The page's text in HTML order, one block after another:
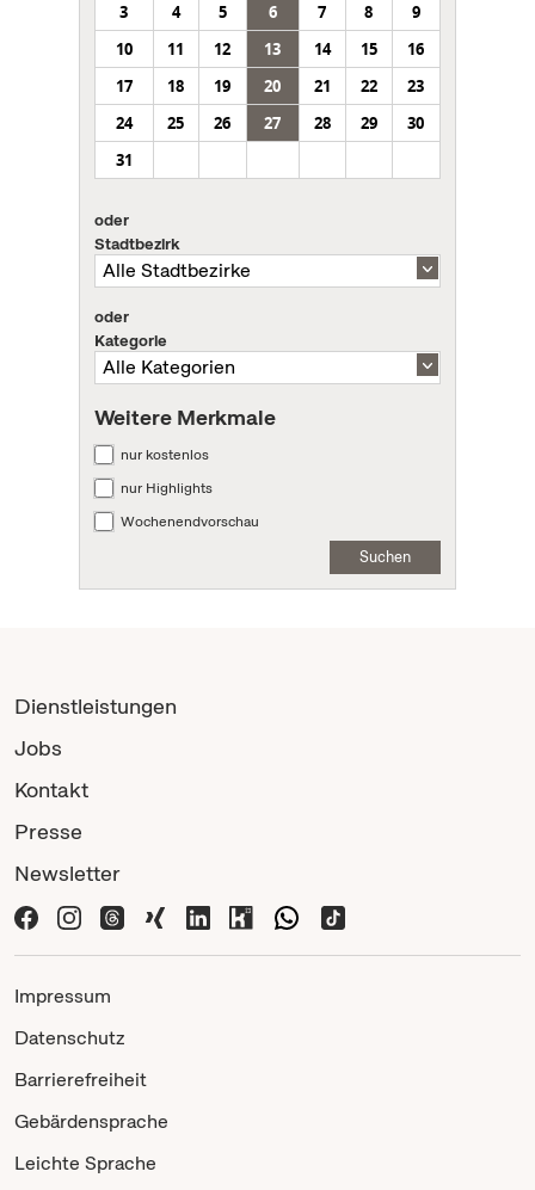
3
4 5 6 7 8
9
10
11 12 13 14 15
16
17
18 19 20 21 22
23
24
25 26 27 28 29
30
31
oder
Stadtbezirk
oder
Kategorie
Weitere Merkmale
nur kostenlos
nur Highlights
Wochenendvorschau
Suchen
Dienstleistungen
Jobs
Kontakt
Presse
Newsletter
Impressum
Datenschutz
Barrierefreiheit
Gebärdensprache
Leichte Sprache